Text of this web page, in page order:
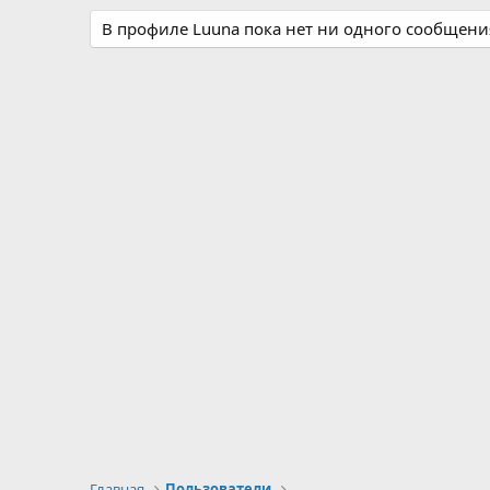
В профиле Luuna пока нет ни одного